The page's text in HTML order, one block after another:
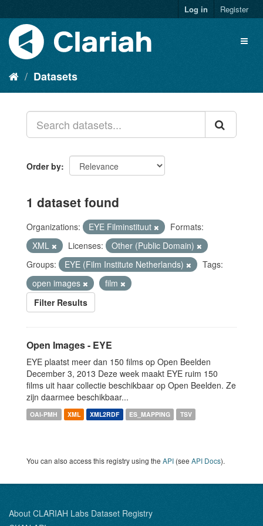
Log in Register
Datasets
Order by
1 dataset found
Organizations: EYE Filminstituut
Formats:
XML
Licenses:
Other (Public Domain)
Groups:
EYE (Film Institute Netherlands)
Tags:
open images
film
Filter Results
Open Images - EYE
EYE plaatst meer dan 150 films op Open Beelden
December 3, 2013 Deze week maakt EYE ruim 150
films uit haar collectie beschikbaar op Open Beelden. Ze
zijn daarmee beschikbaar...
OAI-PMH XML XML2RDF ES_MAPPING TSV
You can also access this registry using the API (see API Docs).
About CLARIAH Labs Dataset Registry